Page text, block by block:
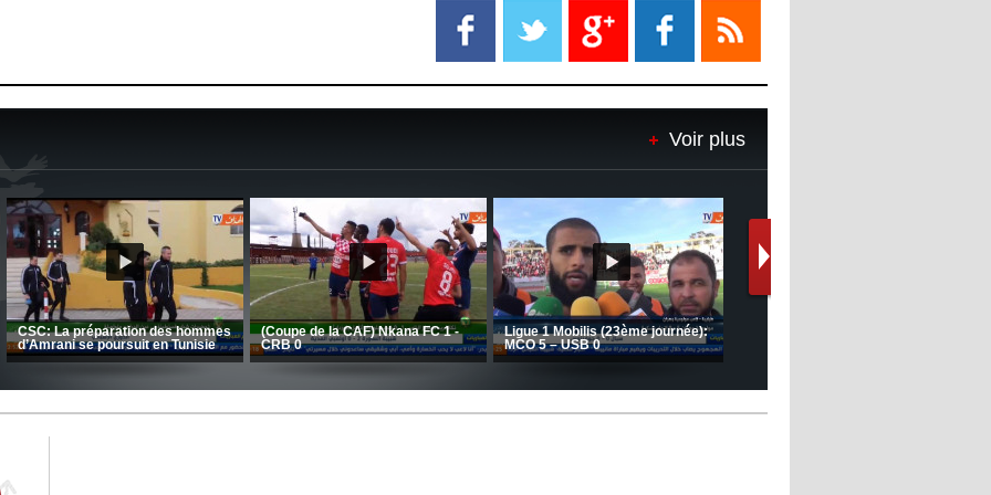
propriétaire
Le Barça savoure sa première
place et chambre le Real Madrid
de matchs"
12:39 - 2022/11/06
Real : Les dirigeants veulent le
départ d'Hazard cet hiver
Voir plus
(Coupe de la CAF) Nkana FC 1 -
CRB 0
CSC: La préparation des hommes
d’Amrani se poursuit en Tunisie
MCA: Kaci-Saïd évoque le large
succès du Mouloudia face au FC
MFM